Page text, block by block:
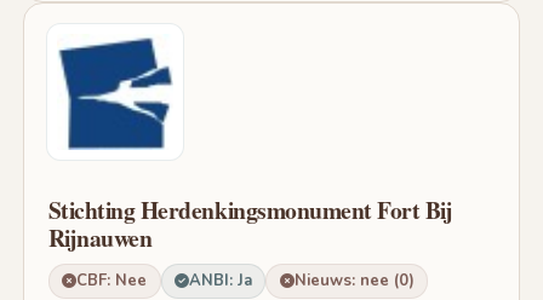
Stichting Herdenkingsmonument Fort Bij
Rijnauwen
CBF: Nee ANBI: Ja Nieuws: nee (0)